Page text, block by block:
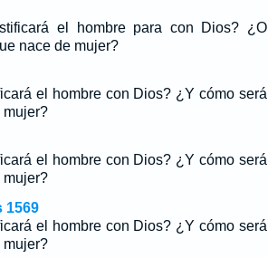
el hombre para con Dios? ¿O
nace de mujer?
el hombre con Dios? ¿Y cómo será
mujer?
el hombre con Dios? ¿Y cómo será
mujer?
1569
el hombre con Dios? ¿Y cómo será
mujer?